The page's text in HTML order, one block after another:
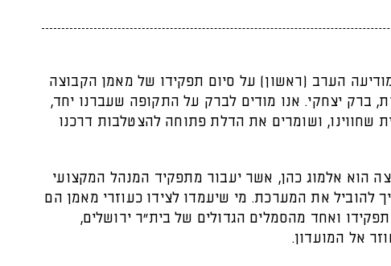
הערב (ראשון) על סיום תפקידו של מאמן הקבוצה
ברק יצחקי. אנו מודים לברק על התקופה שעברנו יחד,
שחווינו, ושומרים את הדלת פתוחה להצטלבות דרכנו
הוא אלמוג כהן, אשר יעבור מתפקיד המנהל המקצועי
להוביל את המערכת. מי שיעמדו לצידו כעוזרי מאמן הם
ואחד מהסמלים הגדולים של בית"ר ירושלים,
אל המועדון.